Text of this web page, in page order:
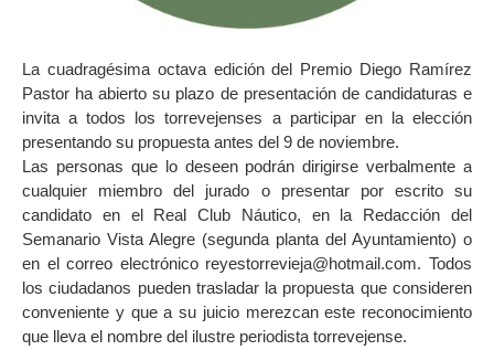
La cuadragésima octava edición del Premio Diego Ramírez
Pastor ha abierto su plazo de presentación de candidaturas e
invita a todos los torrevejenses a participar en la elección
presentando su propuesta antes del 9 de noviembre.
Las personas que lo deseen podrán dirigirse verbalmente a
cualquier miembro del jurado o presentar por escrito su
candidato en el Real Club Náutico, en la Redacción del
Semanario Vista Alegre (segunda planta del Ayuntamiento) o
en el correo electrónico reyestorrevieja@hotmail.com. Todos
los ciudadanos pueden trasladar la propuesta que consideren
conveniente y que a su juicio merezcan este reconocimiento
que lleva el nombre del ilustre periodista torrevejense.